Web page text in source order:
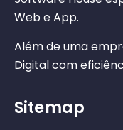
Web e App.
Além de uma
Digital com
Sitemap